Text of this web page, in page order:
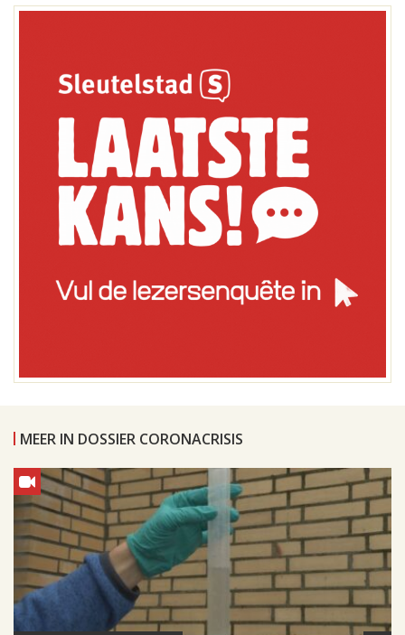
MEER IN DOSSIER CORONACRISIS